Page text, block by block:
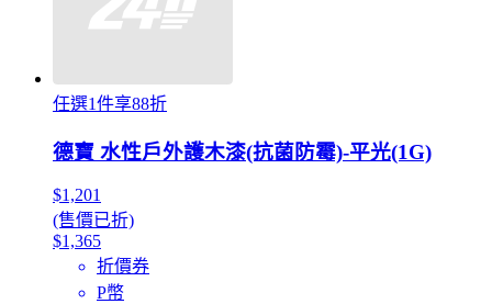
任選1件享88折
德寶 水性戶外護木漆(抗菌防霉)-平光(1G)
$1,201
(售價已折)
$1,365
折價券
P幣